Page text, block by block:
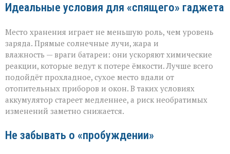
Идеальные условия для «спящего» гаджета
Место хранения играет не меньшую роль, чем уровень
заряда. Прямые солнечные лучи, жара и
влажность — враги батареи: они ускоряют химические
реакции, которые ведут к потере ёмкости. Лучше всего
подойдёт прохладное, сухое место вдали от
отопительных приборов и окон. В таких условиях
аккумулятор стареет медленнее, а риск необратимых
изменений заметно снижается.
Не забывать о «пробуждении»